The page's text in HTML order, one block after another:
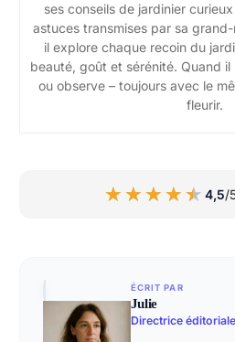
ses conseils de jardinier
astuces transmises par sa
il explore chaque recoin du
beauté, goût et sérénité. Quand il
ou observe – toujours avec le
fleurir.
★★★★★
★★★★★ 4,5/
ÉCRIT PAR
Julie
Directrice éditoriale